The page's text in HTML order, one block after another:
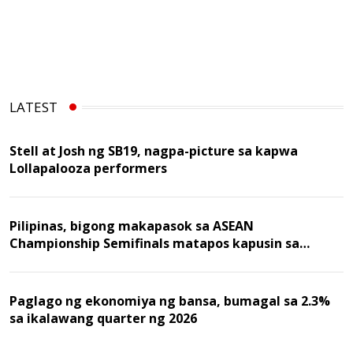
LATEST
Stell at Josh ng SB19, nagpa-picture sa kapwa
Lollapalooza performers
Pilipinas, bigong makapasok sa ASEAN
Championship Semifinals matapos kapusin sa
Paglago ng ekonomiya ng bansa, bumagal sa 2.3%
sa ikalawang quarter ng 2026